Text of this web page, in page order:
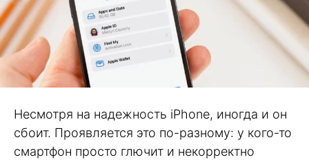
Несмотря на надежность iPhone, иногда и он
сбоит. Проявляется это по-разному: у кого-то
смартфон просто глючит и некорректно